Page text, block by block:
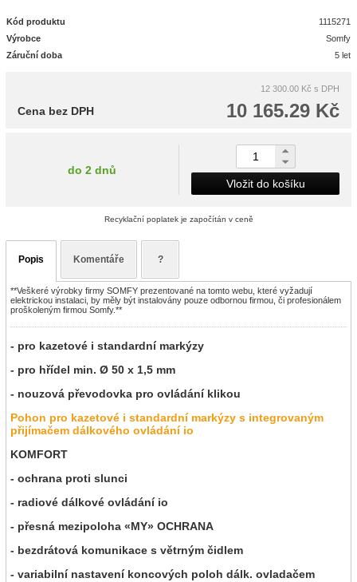
Kód produktu
1115271
Výrobce
Somfy
Záruční doba
5 let
12 300.00 Kč s DPH
10 165.29 Kč
Cena bez DPH
do 2 dnů
Vložit do košíku
Recyklační poplatek je započítán v ceně
Popis Komentáře ?
**Veškeré výrobky firmy SOMFY prezentované na tomto webu, které vyžadují
elektrickou instalaci, by měly být instalovány pouze odbornou firmou, či profesionálem
proškoleným firmou Somfy.**
- pro kazetové i standardní markýzy
- pro hřídel min. Ø 50 x 1,5 mm
- nouzová převodovka pro ovládání klikou
Pohon pro kazetové i standardní markýzy s integrovaným
přijímačem dálkového ovládání io
KOMFORT
- ochrana proti slunci
- radiové dálkové ovládání io
- přesná mezipoloha «MY» OCHRANA
- bezdrátová komunikace s větrným čidlem
- variabilní nastavení koncových poloh dálk. ovladačem